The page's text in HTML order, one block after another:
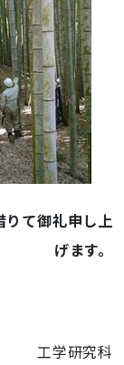
て御礼申し上
げます。
工学研究科